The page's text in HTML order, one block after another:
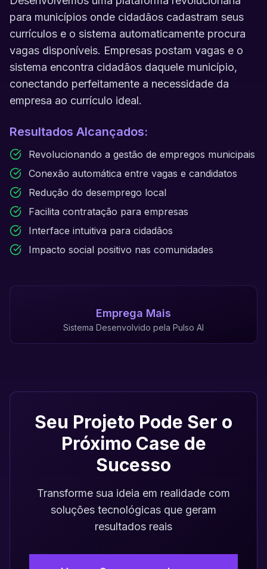
para municípios onde cidadãos cadastram seus
currículos e o sistema automaticamente procura
vagas disponíveis. Empresas postam vagas e o
sistema encontra cidadãos daquele município,
conectando perfeitamente a necessidade da
empresa ao currículo ideal.
Resultados Alcançados:
Revolucionando a gestão de empregos municipais
Conexão automática entre vagas e candidatos
Redução do desemprego local
Facilita contratação para empresas
Interface intuitiva para cidadãos
Impacto social positivo nas comunidades
Emprega Mais
Sistema Desenvolvido pela Pulso AI
Seu Projeto Pode Ser o
Próximo Case de
Sucesso
Transforme sua ideia em realidade com
soluções tecnológicas que geram
resultados reais